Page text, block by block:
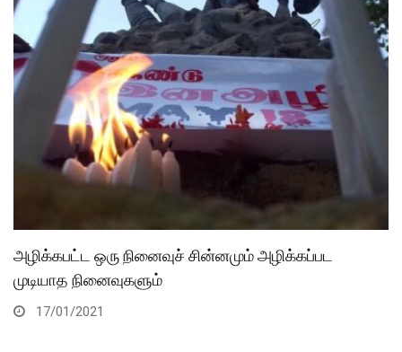
அழிக்கபட்ட ஒரு நினைவுச் சின்னமும் அழிக்கப்பட
முடியாத நினைவுகளும்
17/01/2021